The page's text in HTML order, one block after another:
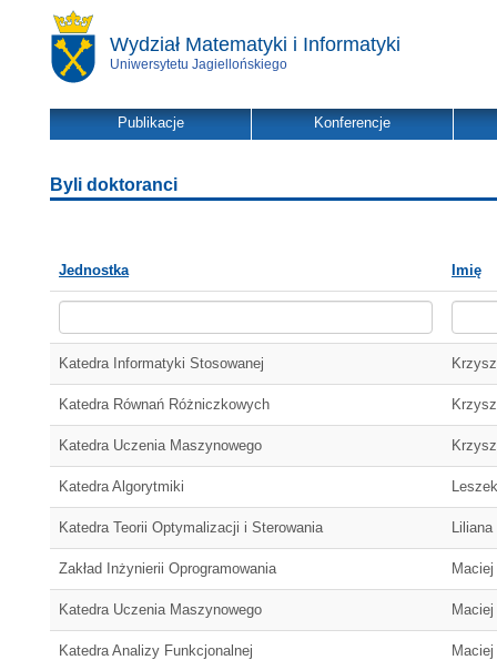
Wydział Matematyki i Informatyki
Uniwersytetu Jagiellońskiego
Publikacje Konferencje
Byli doktoranci
Jednostka Imię
Katedra Informatyki Stosowanej
Katedra Równań Różniczkowych
Katedra Uczenia Maszynowego
Katedra Algorytmiki Leszek
Katedra Teorii Optymalizacji i Sterowania Liliana
Zakład Inżynierii Oprogramowania Maciej
Katedra Uczenia Maszynowego Maciej
Katedra Analizy Funkcjonalnej Maciej